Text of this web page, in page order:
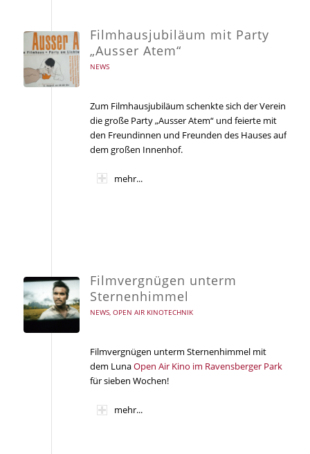
Filmhausjubiläum mit Party
„Ausser Atem“
NEWS
Zum Filmhausjubiläum schenkte sich der Verein
die große Party „Ausser Atem“ und feierte mit
den Freundinnen und Freunden des Hauses auf
dem großen Innenhof.
mehr...
Filmvergnügen unterm
Sternenhimmel
NEWS, OPEN AIR KINOTECHNIK
Filmvergnügen unterm Sternenhimmel mit
dem LunaOpen Air Kino im Ravensberger Park
für sieben Wochen!
mehr...